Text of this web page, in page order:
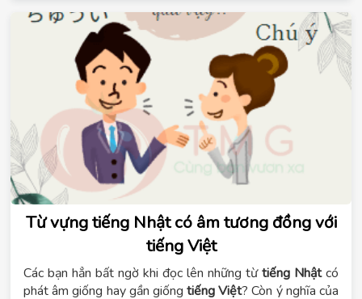
Từ vựng tiếng Nhật có âm tương đồng với
tiếng Việt
Các bạn hẳn bất ngờ khi đọc lên những từtiếng Nhậtcó
phát âm giống hay gần giống tiếng Việt? Còn ý nghĩa của